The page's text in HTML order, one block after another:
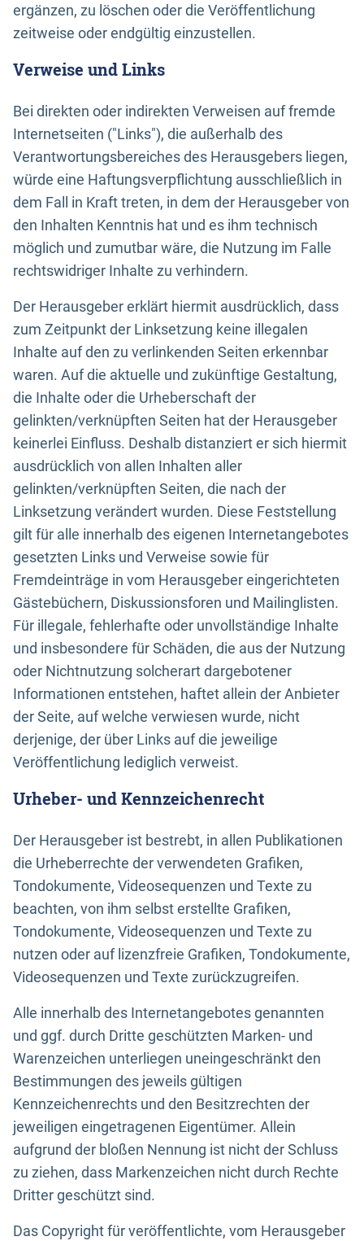
ergänzen, zu löschen oder die Veröffentlichung
zeitweise oder endgültig einzustellen.
Verweise und Links
Bei direkten oder indirekten Verweisen auf fremde
Internetseiten ("Links"), die außerhalb des
Verantwortungsbereiches des Herausgebers liegen,
würde eine Haftungsverpflichtung ausschließlich in
dem Fall in Kraft treten, in dem der Herausgeber von
den Inhalten Kenntnis hat und es ihm technisch
möglich und zumutbar wäre, die Nutzung im Falle
rechtswidriger Inhalte zu verhindern.
Der Herausgeber erklärt hiermit ausdrücklich, dass
zum Zeitpunkt der Linksetzung keine illegalen
Inhalte auf den zu verlinkenden Seiten erkennbar
waren. Auf die aktuelle und zukünftige Gestaltung,
die Inhalte oder die Urheberschaft der
gelinkten/verknüpften Seiten hat der Herausgeber
keinerlei Einfluss. Deshalb distanziert er sich hiermit
ausdrücklich von allen Inhalten aller
gelinkten/verknüpften Seiten, die nach der
Linksetzung verändert wurden. Diese Feststellung
gilt für alle innerhalb des eigenen Internetangebotes
gesetzten Links und Verweise sowie für
Fremdeinträge in vom Herausgeber eingerichteten
Gästebüchern, Diskussionsforen und Mailinglisten.
Für illegale, fehlerhafte oder unvollständige Inhalte
und insbesondere für Schäden, die aus der Nutzung
oder Nichtnutzung solcherart dargebotener
Informationen entstehen, haftet allein der Anbieter
der Seite, auf welche verwiesen wurde, nicht
derjenige, der über Links auf die jeweilige
Veröffentlichung lediglich verweist.
Urheber- und Kennzeichenrecht
Der Herausgeber ist bestrebt, in allen Publikationen
die Urheberrechte der verwendeten Grafiken,
Tondokumente, Videosequenzen und Texte zu
beachten, von ihm selbst erstellte Grafiken,
Tondokumente, Videosequenzen und Texte zu
nutzen oder auf lizenzfreie Grafiken, Tondokumente,
Videosequenzen und Texte zurückzugreifen.
Alle innerhalb des Internetangebotes genannten
und ggf. durch Dritte geschützten Marken- und
Warenzeichen unterliegen uneingeschränkt den
Bestimmungen des jeweils gültigen
Kennzeichenrechts und den Besitzrechten der
jeweiligen eingetragenen Eigentümer. Allein
aufgrund der bloßen Nennung ist nicht der Schluss
zu ziehen, dass Markenzeichen nicht durch Rechte
Dritter geschützt sind.
Das Copyright für veröffentlichte, vom Herausgeber